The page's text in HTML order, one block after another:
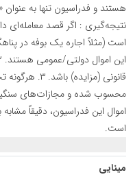
هستند و فدراسیون تنها به عنوان
نتیجه‌گیری : اگر قصد
قانونی
محسوب شده و مجازات‌های سنگین
اموال این فدراسیون، دقیقاً
است.
مینایی